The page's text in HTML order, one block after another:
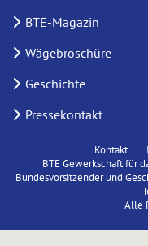
BTE-Magazin
Wägebroschüre
Geschichte
Pressekontakt
Kontakt
BTE Gewerkschaft für
Bundesvorsitzender und
Alle